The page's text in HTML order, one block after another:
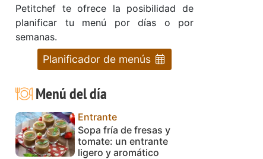
Petitchef te ofrece la posibilidad de
planificar tu menú por días o por
semanas.
Planificador de menús
Menú del día
Entrante
Sopa fría de fresas y
tomate: un entrante
ligero y aromático